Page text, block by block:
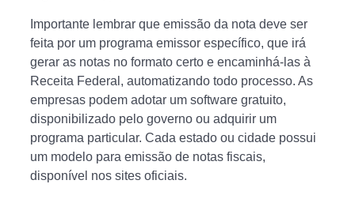
Importante lembrar que emissão da nota deve ser
feita por um programa emissor específico, que irá
gerar as notas no formato certo e encaminhá-las à
Receita Federal, automatizando todo processo. As
empresas podem adotar um software gratuito,
disponibilizado pelo governo ou adquirir um
programa particular. Cada estado ou cidade possui
um modelo para emissão de notas fiscais,
disponível nos sites oficiais.